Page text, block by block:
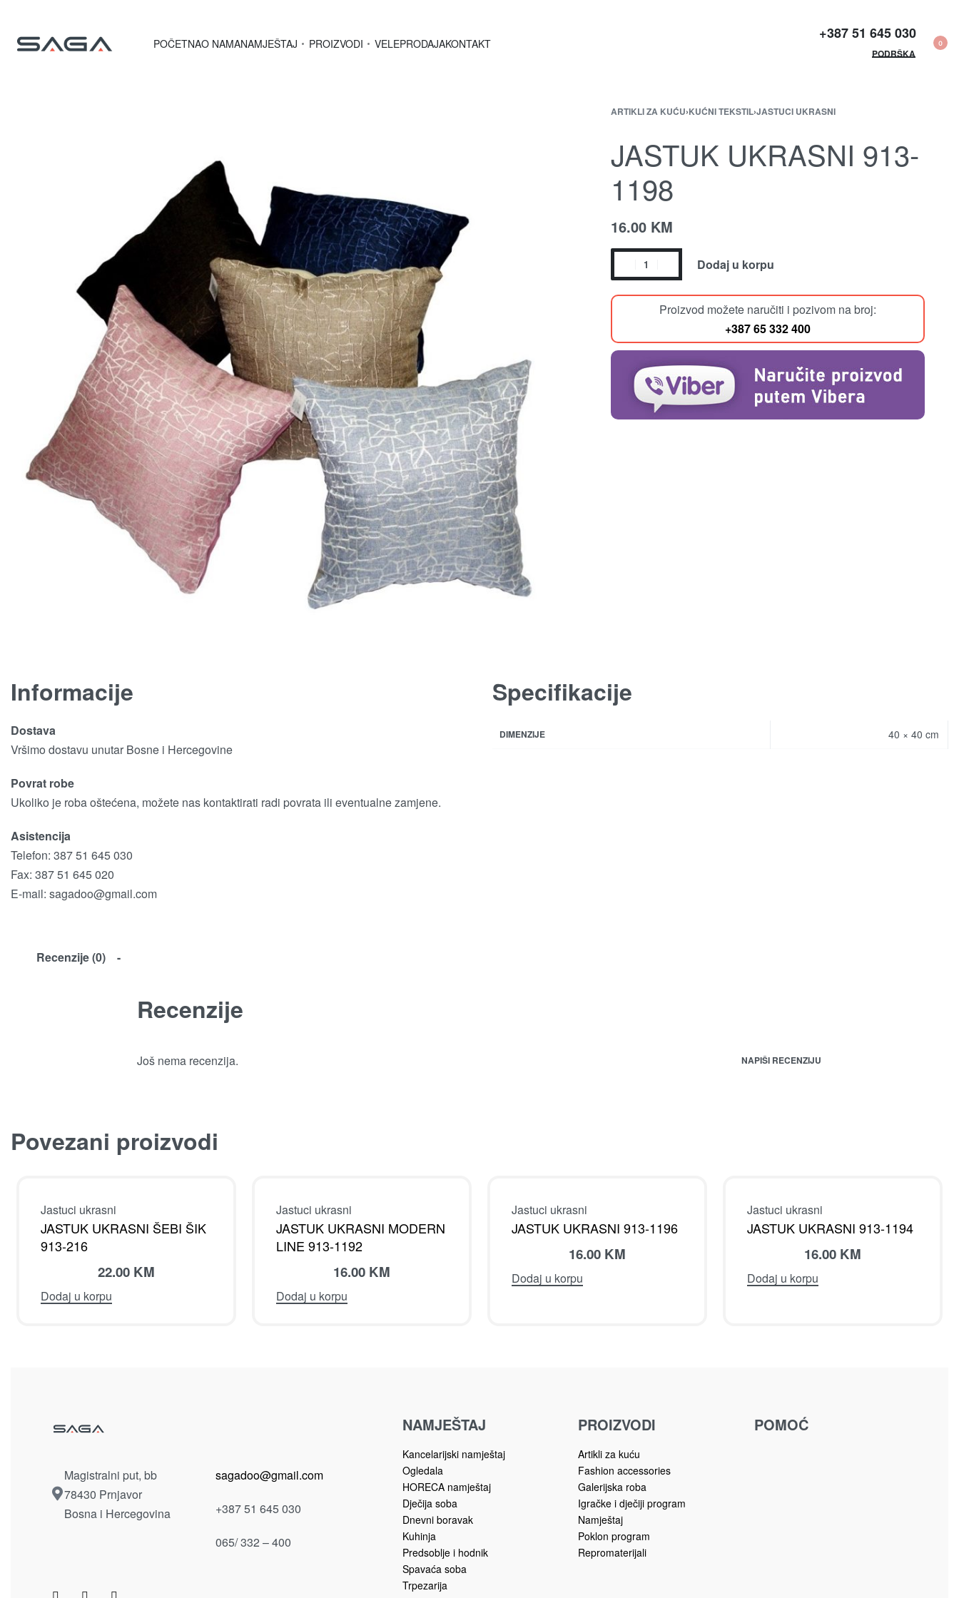
POČETNAO NAMANAMJEŠTAJ PROIZVODI VELEPRODAJAKONTAKT
+387 51 645 030​
PODRŠKA
0
ARTIKLI ZA KUĆU›KUĆNI TEKSTIL›JASTUCI UKRASNI
JASTUK UKRASNI 913-
1198
16.00 KM
Dodaj u korpu
Proizvod možete naručiti i pozivom na broj:
+387 65 332 400
Informacije
Dostava
Vršimo dostavu unutar Bosne i Hercegovine
Povrat robe
Ukoliko je roba oštećena, možete nas kontaktirati radi povrata ili eventualne zamjene.
Asistencija
Telefon: 387 51 645 030
Fax: 387 51 645 020
E-mail: sagadoo@gmail.com
Specifikacije
DIMENZIJE 40 × 40 cm
Recenzije (0)
Recenzije
Još nema recenzija. NAPIŠI RECENZIJU
Povezani proizvodi
Jastuci ukrasni
22.00KM
Dodaj u korpu Dodaj u korpu
Jastuci ukrasni
16.00KM
Dodaj u korpu
Jastuci ukrasni